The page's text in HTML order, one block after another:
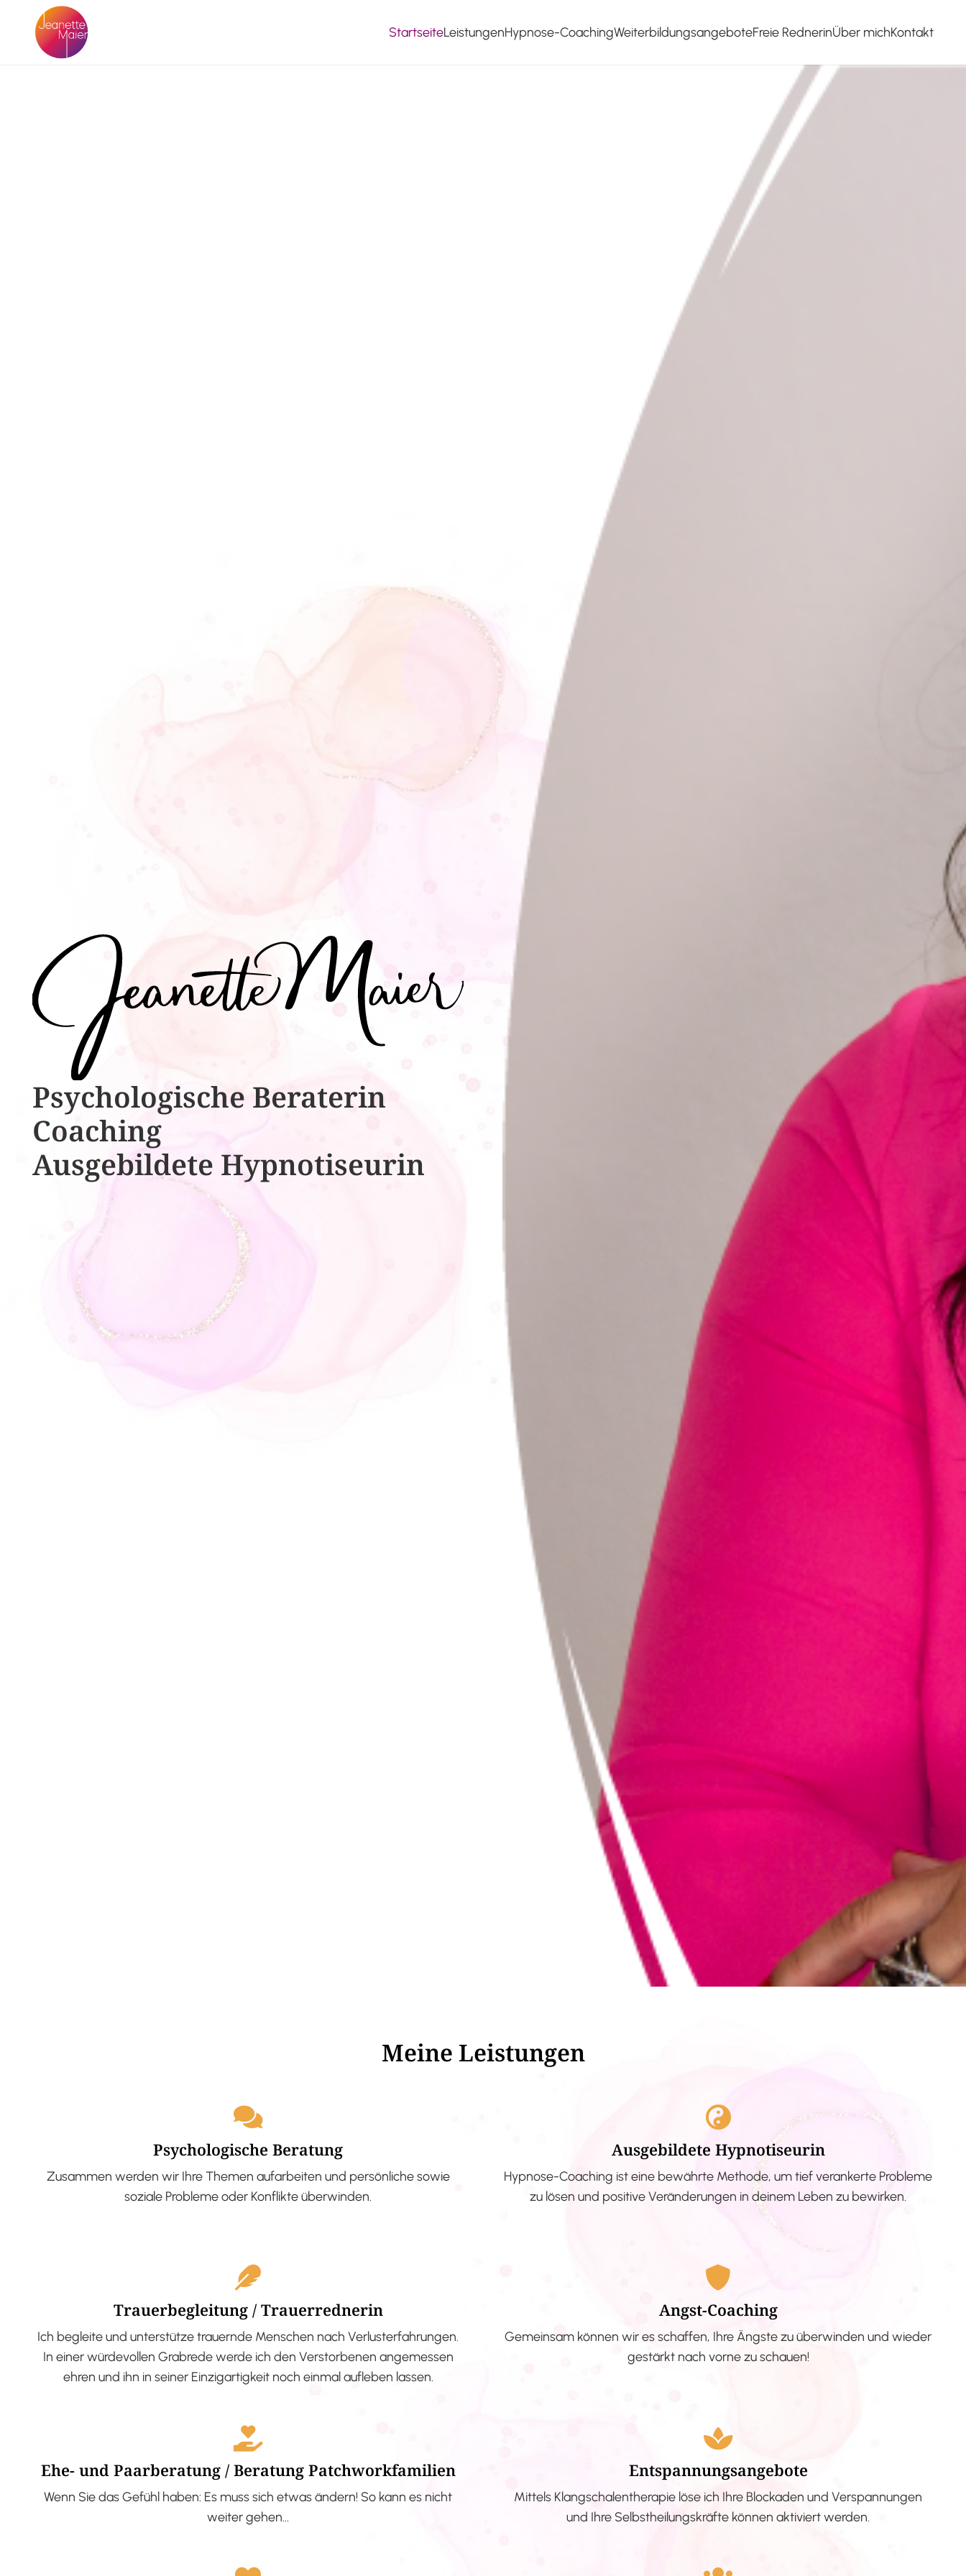
StartseiteLeistungenHypnose-CoachingWeiterbildungsangeboteFreie RednerinÜber michKontakt
Psychologische ​​Beraterin
Coaching
Ausgebildete​ ​Hypnotiseurin
Meine Leistungen
Psychologische Beratung
Zusammen werden wir Ihre Themen aufarbeiten und persönliche sowie
soziale Probleme oder Konflikte überwinden.
Ausgebildete Hypnotiseurin
Hypnose-Coaching ist eine bewährte Methode, um tief verankerte Probleme
zu lösen und positive Veränderungen in deinem Leben zu bewirken.
Trauerbegleitung / Trauerrednerin
Ich begleite und unterstütze trauernde Menschen nach Verlusterfahrungen.
In einer würdevollen Grabrede werde ich den Verstorbenen angemessen
ehren und ihn in seiner Einzigartigkeit noch einmal aufleben lassen.
Angst-Coaching
Gemeinsam können wir es schaffen, Ihre Ängste zu überwinden und wieder
gestärkt nach vorne zu schauen!
Ehe- und Paarberatung / Beratung Patchworkfamilien
Wenn Sie das Gefühl haben: Es muss sich etwas ändern! So kann es nicht
weiter gehen…
Entspannungsangebote
Mittels Klangschalentherapie löse ich Ihre Blockaden und Verspannungen
und Ihre Selbstheilungskräfte können aktiviert werden.